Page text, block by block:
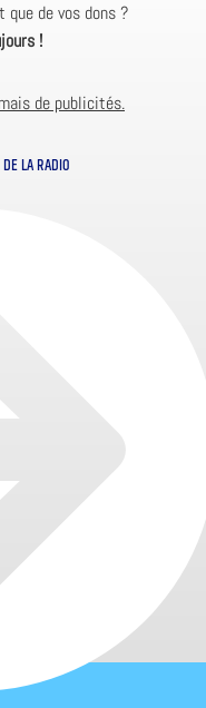
de vos dons ?
!
de publicités.
LA RADIO